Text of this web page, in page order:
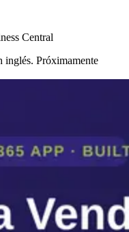
Central
inglés. Próximamente